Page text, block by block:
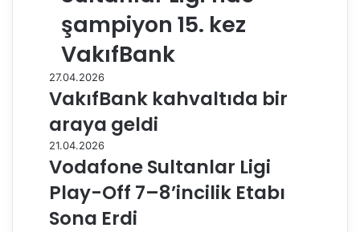
şampiyon 15. kez
VakıfBank
27.04.2026
VakıfBank kahvaltıda bir
araya geldi
21.04.2026
Vodafone Sultanlar Ligi
Play-Off 7–8’incilik Etabı
Sona Erdi